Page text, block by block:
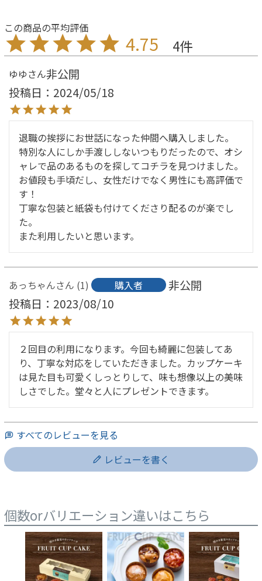
4.75 4
ゆゆ
非公開
投稿日
2024/05/18
退職の挨拶にお世話になった仲間へ購入しました。
特別な人にしか手渡ししないつもりだったので、オシ
ャレで品のあるものを探してコチラを見つけました。
お値段も手頃だし、女性だけでなく男性にも高評価で
す！
丁寧な包装と紙袋も付けてくださり配るのが楽でし
た。
また利用したいと思います。
あっちゃん 1 購入者
非公開
投稿日
2023/08/10
２回目の利用になります。今回も綺麗に包装してあ
り、丁寧な対応をしていただきました。カップケーキ
は見た目も可愛くしっとりして、味も想像以上の美味
しさでした。堂々と人にプレゼントできます。
すべてのレビューを見る
レビューを書く
個数orバリエーション違いはこちら